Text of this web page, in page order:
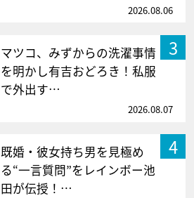
2026.08.06
3
マツコ、みずからの洗濯事情
を明かし有吉おどろき！私服
で外出す…
2026.08.07
4
既婚・彼女持ち男を見極め
る“一言質問”をレインボー池
田が伝授！…